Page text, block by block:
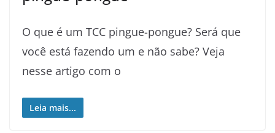
O que é um TCC pingue-pongue? Será que
você está fazendo um e não sabe? Veja
nesse artigo com o
Leia mais...